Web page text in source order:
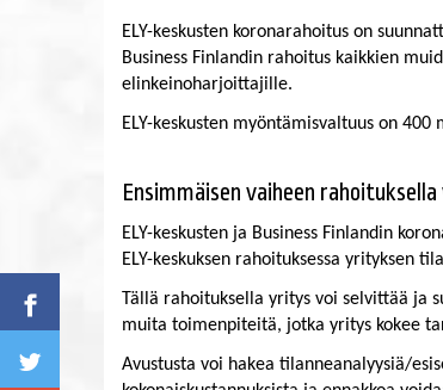
ELY-keskusten koronarahoitus on
Business Finlandin rahoitus kaikkien
elinkeinoharjoittajille.
ELY-keskusten myöntämisvaltuus on
Ensimmäisen vaiheen
ELY-keskusten ja Business Finlandin
ELY-keskuksen rahoituksessa yrityksen
Tällä rahoituksella yritys voi selvittää ja
muita toimenpiteitä, jotka yritys kokee
Avustusta voi hakea tilanneanalyysiä/